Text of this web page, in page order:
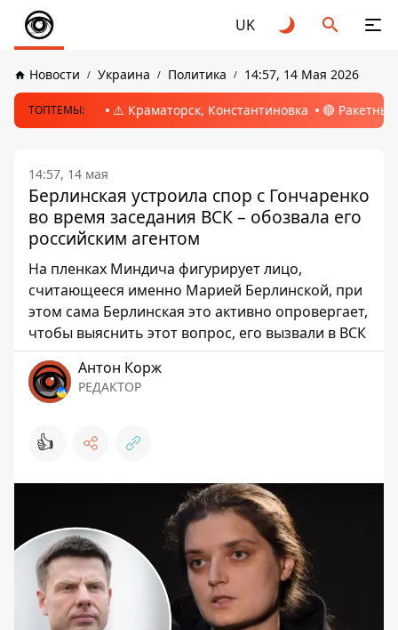
UK
Новости Украина Политика 14:57, 14 Мая 2026
ТОПТЕМЫ: ⚠️ Краматорск, Константиновка 🔴
14:57, 14 мая
Берлинская устроила спор с Гончаренко
во время заседания ВСК – обозвала его
российским агентом
На пленках Миндича фигурирует лицо,
считающееся именно Марией Берлинской, при
этом сама Берлинская это активно опровергает,
чтобы выяснить этот вопрос, его вызвали в ВСК
Антон Корж
РЕДАКТОР
👍